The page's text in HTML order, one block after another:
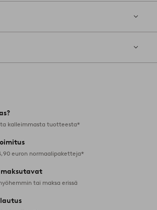
kalleimmasta tuotteesta*
euron normaalipaketteja*
tai maksa erissä